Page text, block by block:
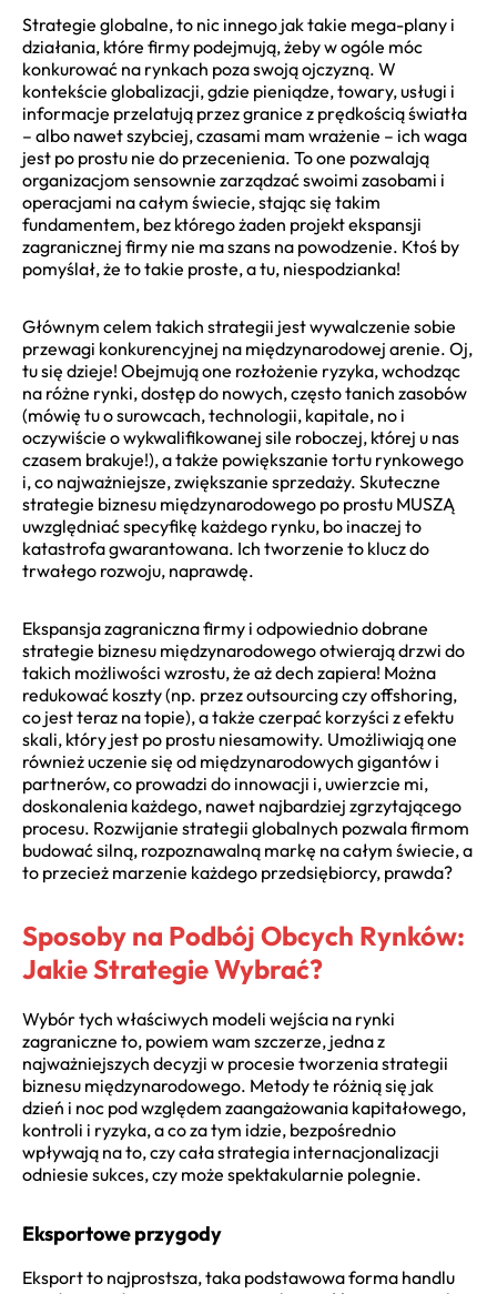
Strategie globalne, to nic innego jak takie mega-plany i
działania, które firmy podejmują, żeby w ogóle móc
konkurować na rynkach poza swoją ojczyzną. W
kontekście globalizacji, gdzie pieniądze, towary, usługi i
informacje przelatują przez granice z prędkością światła
– albo nawet szybciej, czasami mam wrażenie – ich waga
jest po prostu nie do przecenienia. To one pozwalają
organizacjom sensownie zarządzać swoimi zasobami i
operacjami na całym świecie, stając się takim
fundamentem, bez którego żaden projekt ekspansji
zagranicznej firmy nie ma szans na powodzenie. Ktoś by
pomyślał, że to takie proste, a tu, niespodzianka!
Głównym celem takich strategii jest wywalczenie sobie
przewagi konkurencyjnej na międzynarodowej arenie. Oj,
tu się dzieje! Obejmują one rozłożenie ryzyka, wchodząc
na różne rynki, dostęp do nowych, często tanich zasobów
(mówię tu o surowcach, technologii, kapitale, no i
oczywiście o wykwalifikowanej sile roboczej, której u nas
czasem brakuje!), a także powiększanie tortu rynkowego
i, co najważniejsze, zwiększanie sprzedaży. Skuteczne
strategie biznesu międzynarodowego po prostu MUSZĄ
uwzględniać specyfikę każdego rynku, bo inaczej to
katastrofa gwarantowana. Ich tworzenie to klucz do
trwałego rozwoju, naprawdę.
Ekspansja zagraniczna firmy i odpowiednio dobrane
strategie biznesu międzynarodowego otwierają drzwi do
takich możliwości wzrostu, że aż dech zapiera! Można
redukować koszty (np. przez outsourcing czy offshoring,
co jest teraz na topie), a także czerpać korzyści z efektu
skali, który jest po prostu niesamowity. Umożliwiają one
również uczenie się od międzynarodowych gigantów i
partnerów, co prowadzi do innowacji i, uwierzcie mi,
doskonalenia każdego, nawet najbardziej zgrzytającego
procesu. Rozwijanie strategii globalnych pozwala firmom
budować silną, rozpoznawalną markę na całym świecie, a
to przecież marzenie każdego przedsiębiorcy, prawda?
Sposoby na Podbój Obcych Rynków:
Jakie Strategie Wybrać?
Wybór tych właściwych modeli wejścia na rynki
zagraniczne to, powiem wam szczerze, jedna z
najważniejszych decyzji w procesie tworzenia strategii
biznesu międzynarodowego. Metody te różnią się jak
dzień i noc pod względem zaangażowania kapitałowego,
kontroli i ryzyka, a co za tym idzie, bezpośrednio
wpływają na to, czy cała strategia internacjonalizacji
odniesie sukces, czy może spektakularnie polegnie.
Eksportowe przygody
Eksport to najprostsza, taka podstawowa forma handlu